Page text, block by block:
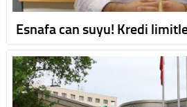
Esnafa can suyu! Kredi